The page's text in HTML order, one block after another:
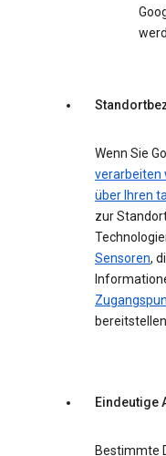
Wenn Sie
verarbeiten
über Ihren
zur
Sensoren,
Eindeutige
Bestimmte